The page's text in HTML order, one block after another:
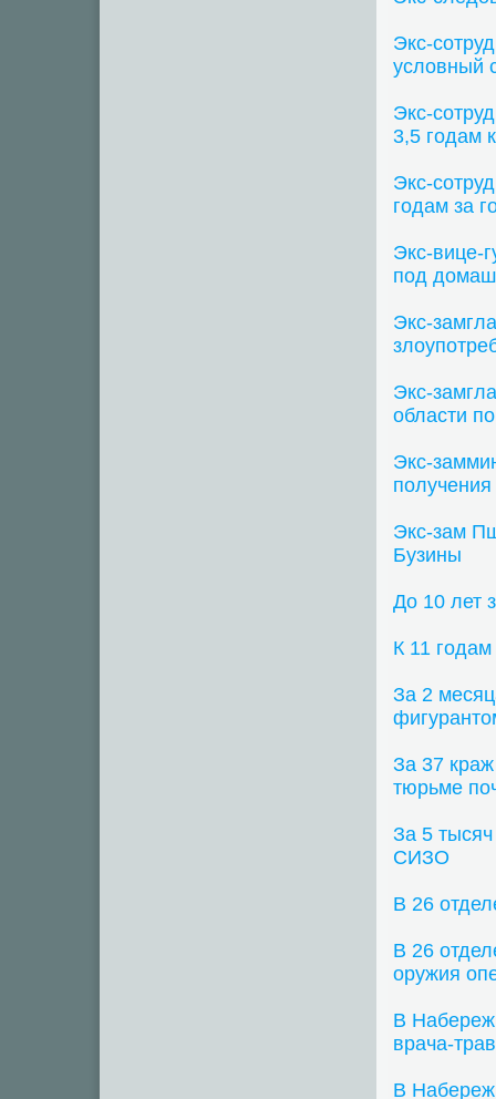
Экс-
условный
Экс-
3,5 годам
Экс-
годам за
Экс-вице-
под
Экс-
Экс-
области
Экс-
получения
Экс-зам
Бузины
До 10 лет
К 11
За 2
За 37
тюрьме
За 5
СИЗО
В 26
В 26
оружия
В
врача-
В